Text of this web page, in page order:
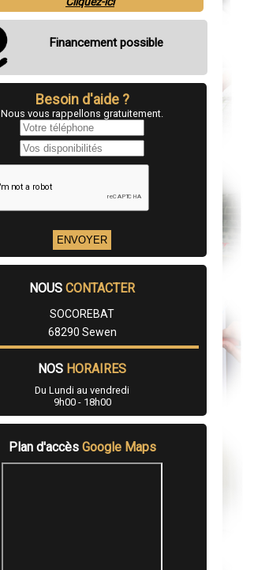
Financement possible
Besoin d'aide ?
Nous vous rappellons gratuitement.
NOUS CONTACTER
SOCOREBAT
68290 Sewen
NOS HORAIRES
Du Lundi au vendredi
9h00 - 18h00
Plan d'accès Google Maps